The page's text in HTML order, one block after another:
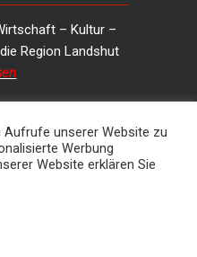
– Kultur –
Region Landshut
Aufrufe unserer Website zu
Werbung
Website erklären Sie